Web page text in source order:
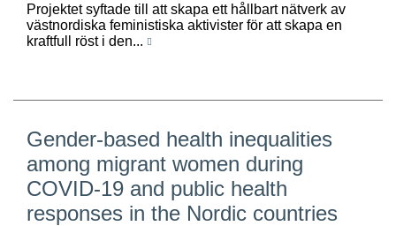
Projektet syftade till att skapa ett hållbart nätverk av
västnordiska feministiska aktivister för att skapa en
kraftfull röst i den...
Gender-based health inequalities
among migrant women during
COVID-19 and public health
responses in the Nordic countries